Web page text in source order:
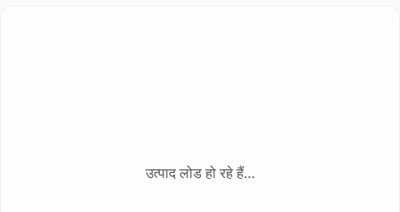
उत्पाद लोड हो रहे हैं…